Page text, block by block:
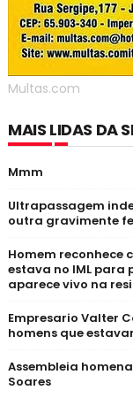
Multas.com
MAIS LIDAS DA
Mmm
Ultrapassagem
outra gravimente
Homem reconhece
estava no IML
aparece vivo na
Empresario Valter
homens que
Assembleia
Soares